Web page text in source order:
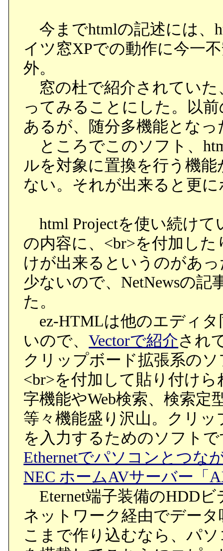
今までhtmlの記述には、
イツ窓XPでの動作に今一
外。
窓の杜で紹介されていた
ってみることにした。以
あるが、随分多機能となっ
ところでこのソフト、
ルを対象に置換を行う機
ない。それが出来ると更
html Projectを使い続け
の内容に、<br>を付加し
けが出来るというのがあ
少ないので、NetNewsの
た。
ez-HTMLは他のエディタ
いので、Vectorで紹介され
クリップボード拡張系の
<br>を付加して貼り付け
字機能やWeb検索、検索
等々機能盛り沢山。クリ
を入力するためのソフト
Ethernetでパソコンとつな
NEC ホームAVサーバー「
Eternet端子装備のHDD
ネットワーク経由でデー
こまで作り込むなら、パ